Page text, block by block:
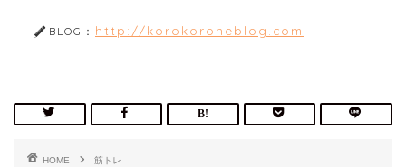
BLOG： http://korokoroneblog.com
HOME
筋トレ